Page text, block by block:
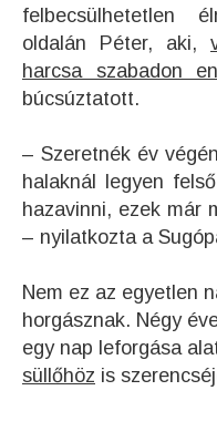
felbecsülhetetlen
oldalán Péter, aki,
harcsa szabadon
búcsúztatott.
– Szeretnék év
halaknál legyen
hazavinni, ezek már
– nyilatkozta a
Nem ez az egyetlen
horgásznak. Négy
egy nap leforgása
süllőhöz is